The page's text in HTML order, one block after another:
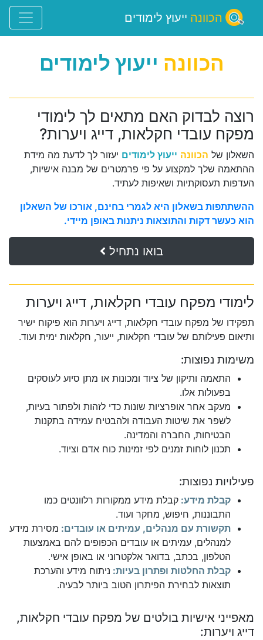
הכוונה ייעוץ לימודים
הכוונה ייעוץ לימודים
רוצה לבדוק האם מתאים לך לימודי
מפקח עובדי חקלאות, דייג ויערות?
השאלון של הכוונה ייעוץ לימודים יעזור לך לדעת מה מידת
ההתאמה שלך למקצוע על פי פרמטרים של מבנה אישיות,
העדפות תעסוקתיות ושאיפות לעתיד.
ההשתתפות בשאלון היא לגמרי בחינם, אורכו של השאלון
הוא כעשר דקות והתוצאות ניתנות באופן מיידי.
בואו נתחיל
לימודי מפקח עובדי חקלאות, דייג ויערות
תפקידו של מפקח עובדי חקלאות, דייג ויערות הוא פיקוח ישיר
ותיאום פעילותם של עובדי חקלאות, ייעור, חקלאות ימית ועוד.
משימות נפוצות:
התאמה ותיקון של ציוד ומכונות או מתן סיוע לעוסקים
בפעולות אלו.
מעקב אחר אופרציות שונות כדי לזהות ולפתור בעיות,
לשפר את שיטות העבודה ולהבטיח עמידה בתקנות
הבטיחות, החברה והמדינה.
תכנון לוחות זמנים לפי זמינות כוח אדם וציוד.
פעילויות נפוצות:
קבלת מידע: קבלת מידע ממקורות רלוונטים כמו
התבוננות, חיפוש, מחקר ועוד.
תקשורת עם מנהלים, עמיתים או עובדים: מסירת מידע
למנהלים, עמיתים או עובדים הכפופים להם באמצעות
הטלפון, בכתב, בדואר אלקטרוני או באופן אישי.
קבלת החלטות ופתרון בעיות: ניתוח מידע והערכת
תוצאות לבחירת הפיתרון הטוב ביותר לבעיה.
מאפייני אישיות בולטים של מפקח עובדי חקלאות,
דייג ויערות: